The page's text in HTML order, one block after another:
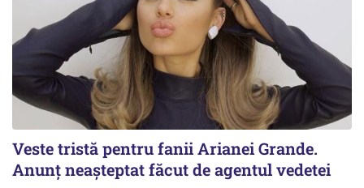
Veste tristă pentru fanii Arianei Grande.
Anunț neașteptat făcut de agentul vedetei